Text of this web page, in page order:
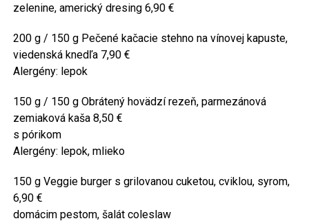
zelenine, americký dresing 6,90 €
200 g / 150 g Pečené kačacie stehno na vínovej kapuste,
viedenská knedľa 7,90 €
Alergény: lepok
150 g / 150 g Obrátený hovädzí rezeň, parmezánová
zemiaková kaša 8,50 €
s pórikom
Alergény: lepok, mlieko
150 g Veggie burger s grilovanou cuketou, cviklou, syrom,
6,90 €
domácim pestom, šalát coleslaw